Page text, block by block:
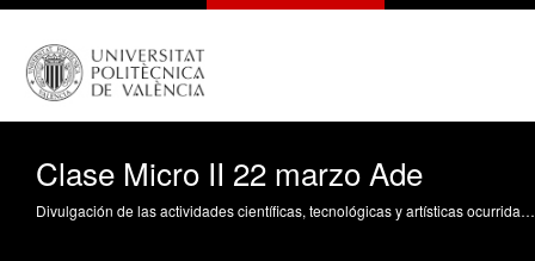
Clase Micro II 22 marzo Ade
Divulgación de las actividades científicas, tecnológicas y artísticas ocurridas en los tres campus de la UPV